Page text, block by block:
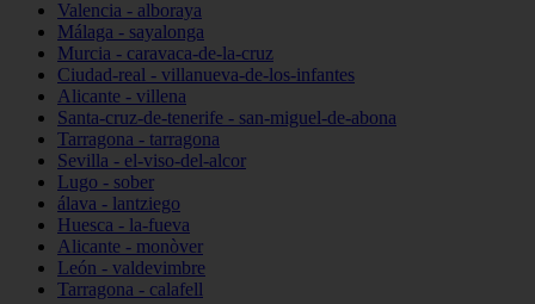
Valencia - alboraya
Málaga - sayalonga
Murcia - caravaca-de-la-cruz
Ciudad-real - villanueva-de-los-infantes
Alicante - villena
Santa-cruz-de-tenerife - san-miguel-de-abona
Tarragona - tarragona
Sevilla - el-viso-del-alcor
Lugo - sober
álava - lantziego
Huesca - la-fueva
Alicante - monòver
León - valdevimbre
Tarragona - calafell